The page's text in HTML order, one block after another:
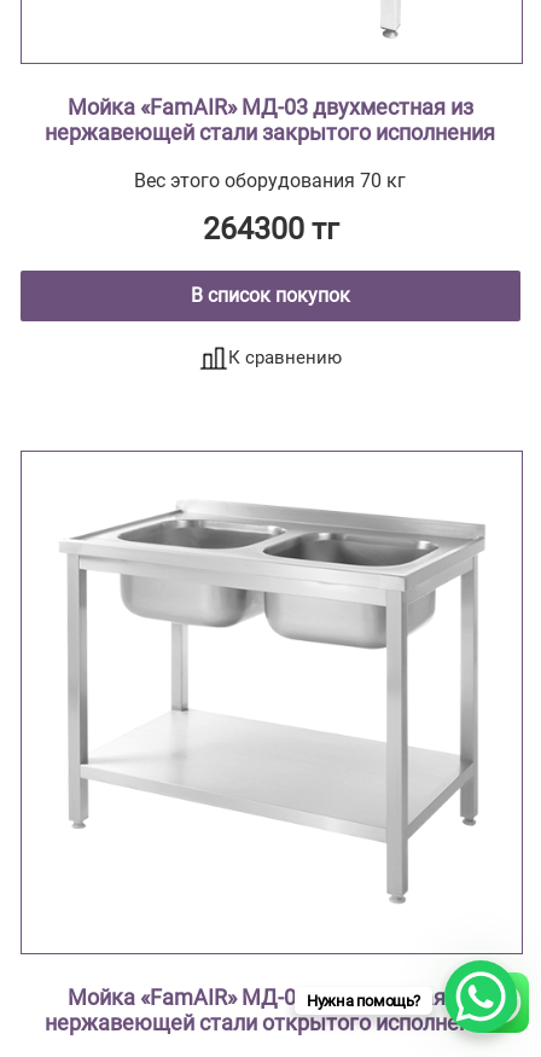
Мойка «FamAIR» МД-03 двухместная из
нержавеющей стали закрытого исполнения
Вес этого оборудования 70 кг
264300 тг
В список покупок
К сравнению
Мойка «FamAIR» МД-02 двухместная из
нержавеющей стали открытого исполнения
Нужна помощь?